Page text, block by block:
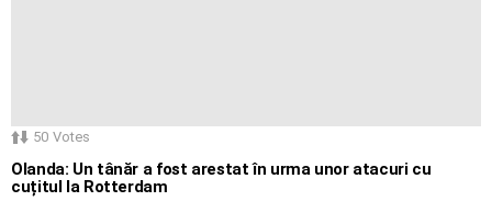
50 Votes
Olanda: Un tânăr a fost arestat în urma unor atacuri cu
cuțitul la Rotterdam